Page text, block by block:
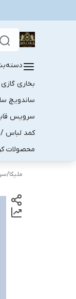
بخاری
ساندویچ
سرویس
کمد لباس /
محصولات
ملیکا/